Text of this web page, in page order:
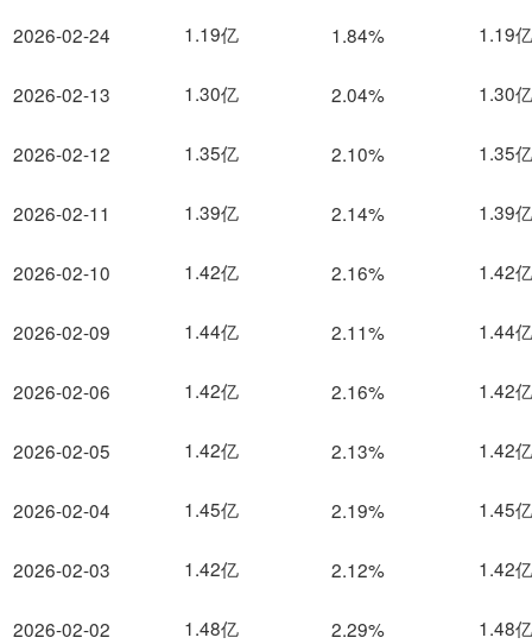
2026-02-24
2026-02-13
2026-02-12
2026-02-11
2026-02-10
2026-02-09
2026-02-06
2026-02-05
2026-02-04
2026-02-03
2026-02-02
1.19亿 1.84% 1.19亿
1.30亿 2.04% 1.30亿
1.35亿 2.10% 1.35亿
1.39亿 2.14% 1.39亿
1.42亿 2.16% 1.42亿
1.44亿 2.11% 1.44亿
1.42亿 2.16% 1.42亿
1.42亿 2.13% 1.42亿
1.45亿 2.19% 1.45亿
1.42亿 2.12% 1.42亿
1.48亿 2.29% 1.48亿